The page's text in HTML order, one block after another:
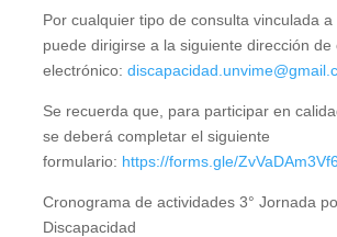
Por cualquier tipo de consulta vinculada a
puede dirigirse a la siguiente dirección de
electrónico:
Se recuerda que, para participar en
se deberá completar el siguiente
formulario: https://forms.gle/
Cronograma de actividades 3° Jornada
Discapacidad